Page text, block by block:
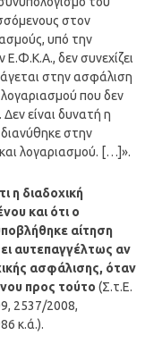
στον
υπό την
δεν συνεχίζει
στην ασφάλιση
που δεν
είναι δυνατή η
διανύθηκεστην
λογαριασμού. […]».
η διαδοχική
και ότι ο
αίτηση
αυτεπαγγέλτως αν
ασφάλισης, όταν
προς τούτο (Σ.τ.Ε.
2537/2008,
κ.ά.).